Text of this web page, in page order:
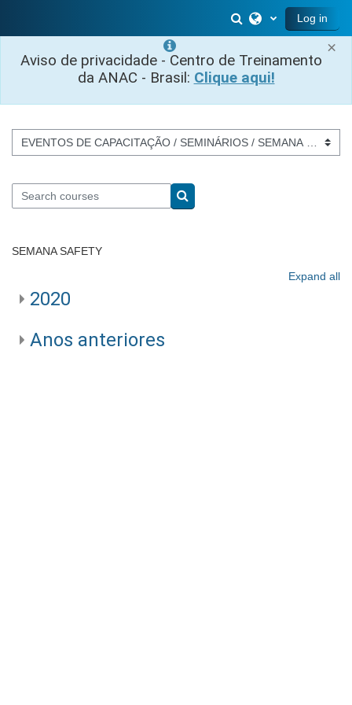
×
Aviso de privacidade - Centro de Treinamento
da ANAC - Brasil: Clique aqui!
Toggle search
Log in
Course categories
Search courses
Search courses
SEMANA SAFETY
Expand all
2020
Anos anteriores